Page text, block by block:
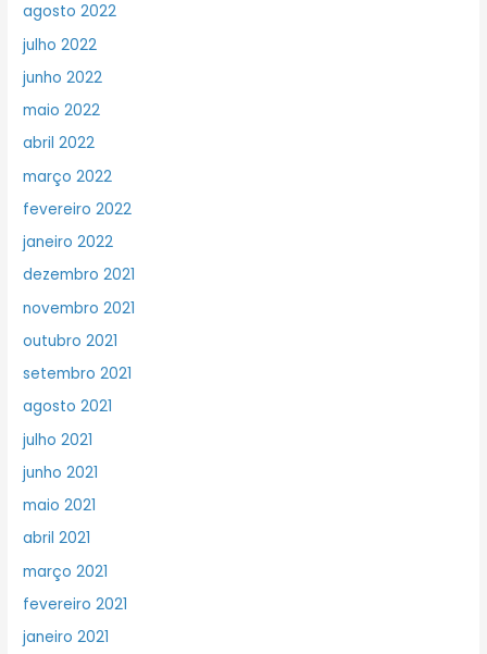
agosto 2022
julho 2022
junho 2022
maio 2022
abril 2022
março 2022
fevereiro 2022
janeiro 2022
dezembro 2021
novembro 2021
outubro 2021
setembro 2021
agosto 2021
julho 2021
junho 2021
maio 2021
abril 2021
março 2021
fevereiro 2021
janeiro 2021